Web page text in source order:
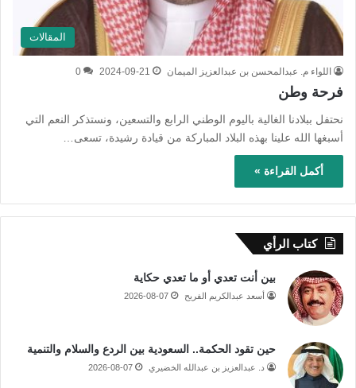
المقالات
اللواء م. عبدالمحسن بن عبدالعزيز الميمان 2024-09-21
0
فرحة وطن
نحتفل ببلادنا الغالية باليوم الوطني الرابع والتسعين، ونستذكر النعم التي
أسبغها الله علينا بهذه البلاد المباركة من قيادة رشيدة، تسعى…
أكمل القراءة »
كتاب الرأي
بين أنت تعدي أو ما تعدي حكاية
أسعد عبدالكريم الفريح 2026-08-07
حين تقود الحكمة.. السعودية بين الردع والسلام والتنمية
د. عبدالعزيز بن عبدالله الخضيري 2026-08-07